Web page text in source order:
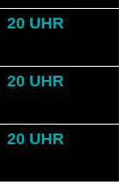
20 UHR
20 UHR
20 UHR